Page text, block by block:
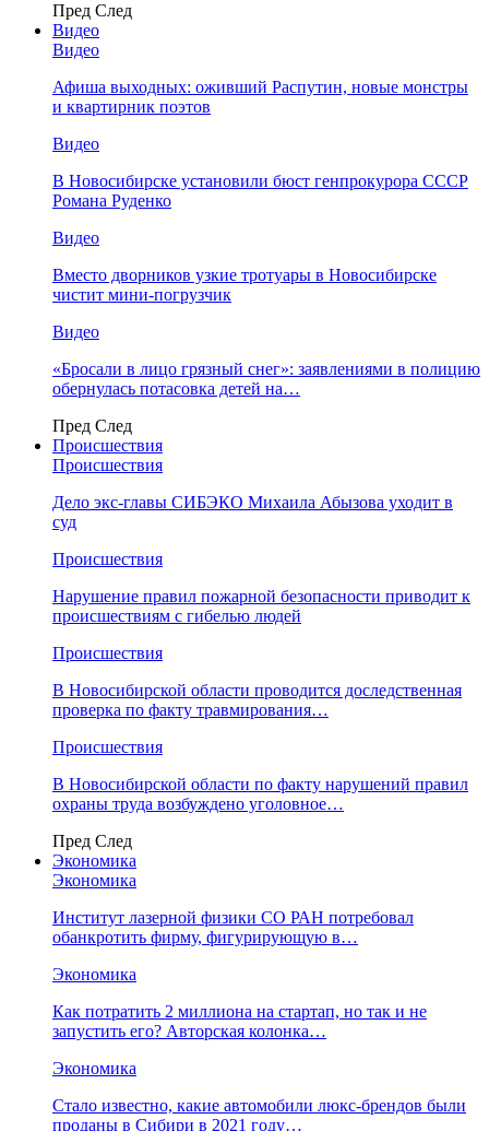
Пред След
Видео
Видео
Афиша выходных: оживший Распутин, новые монстры
и квартирник поэтов
Видео
В Новосибирске установили бюст генпрокурора СССР
Романа Руденко
Видео
Вместо дворников узкие тротуары в Новосибирске
чистит мини-погрузчик
Видео
«Бросали в лицо грязный снег»: заявлениями в полицию
обернулась потасовка детей на…
Пред След
Происшествия
Происшествия
Дело экс-главы СИБЭКО Михаила Абызова уходит в
суд
Происшествия
Нарушение правил пожарной безопасности приводит к
происшествиям с гибелью людей
Происшествия
В Новосибирской области проводится доследственная
проверка по факту травмирования…
Происшествия
В Новосибирской области по факту нарушений правил
охраны труда возбуждено уголовное…
Пред След
Экономика
Экономика
Институт лазерной физики СО РАН потребовал
обанкротить фирму, фигурирующую в…
Экономика
Как потратить 2 миллиона на стартап, но так и не
запустить его? Авторская колонка…
Экономика
Стало известно, какие автомобили люкс-брендов были
проданы в Сибири в 2021 году…